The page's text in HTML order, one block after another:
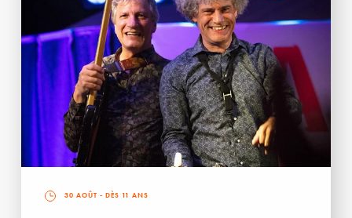
30 AOÛT - DÈS 11 ANS